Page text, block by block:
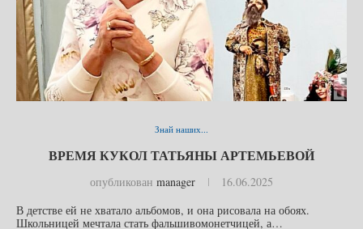
Знай наших...
ВРЕМЯ КУКОЛ ТАТЬЯНЫ АРТЕМЬЕВОЙ
опубликован manager
16.06.2025
В детстве ей не хватало альбомов, и она рисовала на обоях.
Школьницей мечтала стать фальшивомонетчицей, а…